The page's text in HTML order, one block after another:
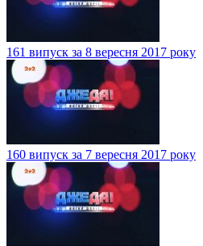
161 випуск за 8 вересня 2017 року
160 випуск за 7 вересня 2017 року